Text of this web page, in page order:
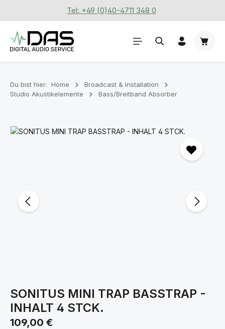
Zum Hauptinhalt springenTel: +49 (0)40-4711 348 0
Du bist hier: Home
Broadcast & Installation
Studio Akustikelemente
Bass/Breitband Absorber
Bildergalerie überspringen
SONITUS MINI TRAP BASSTRAP -
INHALT 4 STCK.
Regulärer Preis:
109,00 €